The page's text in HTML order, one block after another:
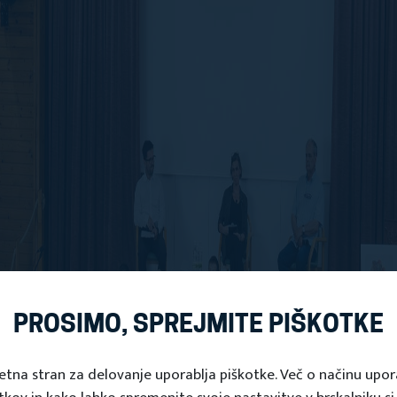
PROSIMO, SPREJMITE PIŠKOTKE
stran za delovanje uporablja piškotke. Več o načinu